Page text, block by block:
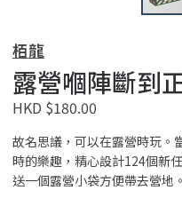
栢龍
露營嗰陣斷到
HKD $180.00
故名思議，可以在露營時玩。
時的樂趣，精心設計124個新
送一個露營小袋方便帶去營地。